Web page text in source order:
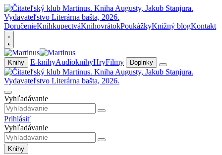
DoručenieKníhkupectváKnihovrátokPoukážkyKnižný blogKontakt
Knihy E-knihyAudioknihyHryFilmy Doplnky
Vyhľadávanie
Prihlásiť
Vyhľadávanie
Knihy